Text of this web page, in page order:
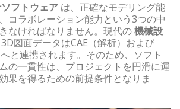
フトウェア は、正確なモデリング能
コラボレーション能力という3つの中
なければなりません。現代の機械設
図面データはCAE（解析）および
と連携されます。そのため、ソフト
の一貫性は、プロジェクトを円滑に運
果を得るための前提条件となりま